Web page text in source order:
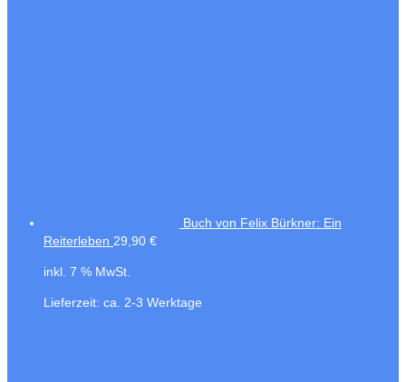
Buch von Felix Bürkner: Ein
Reiterleben 29,90 €
inkl. 7 % MwSt.
Lieferzeit: ca. 2-3 Werktage